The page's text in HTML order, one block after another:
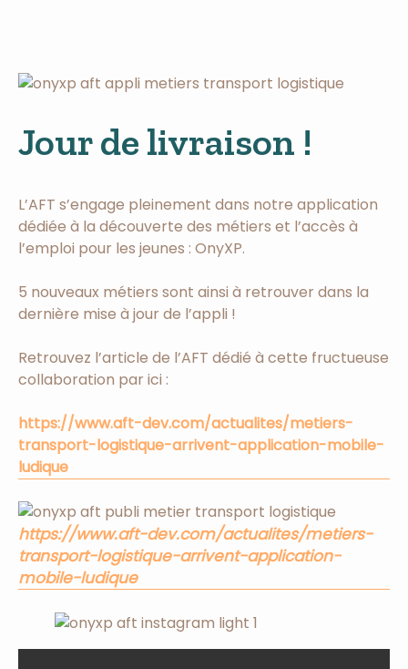
Jour de livraison !
L’AFT s’engage pleinement dans notre application
dédiée à la découverte des métiers et l’accès à
l’emploi pour les jeunes : OnyXP.
5 nouveaux métiers sont ainsi à retrouver dans la
dernière mise à jour de l’appli !
Retrouvez l’article de l’AFT dédié à cette fructueuse
collaboration par ici :
https://www.aft-dev.com/actualites/metiers-
transport-logistique-arrivent-application-mobile-
ludique
https://www.aft-dev.com/actualites/metiers-
transport-logistique-arrivent-application-
mobile-ludique